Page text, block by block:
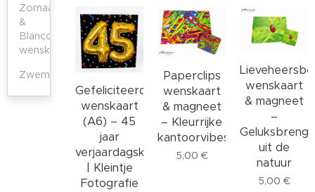
Zomaar
&
Blanco
wenskaarten
Zwemdiploma‑kaarten
Gefeliciteerd
wenskaart
(A6) – 45
jaar
verjaardagskaart
| Kleintje
Fotografie
Paperclips
wenskaart
& magneet
– Kleurrijke
kantoorvibes
5,00 €
wenskaart
& magneet
–
uit de
natuur
5,00 €